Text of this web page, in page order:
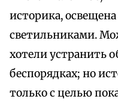
историка,
светильниками.
хотели устранить
беспорядках; но
только с целью